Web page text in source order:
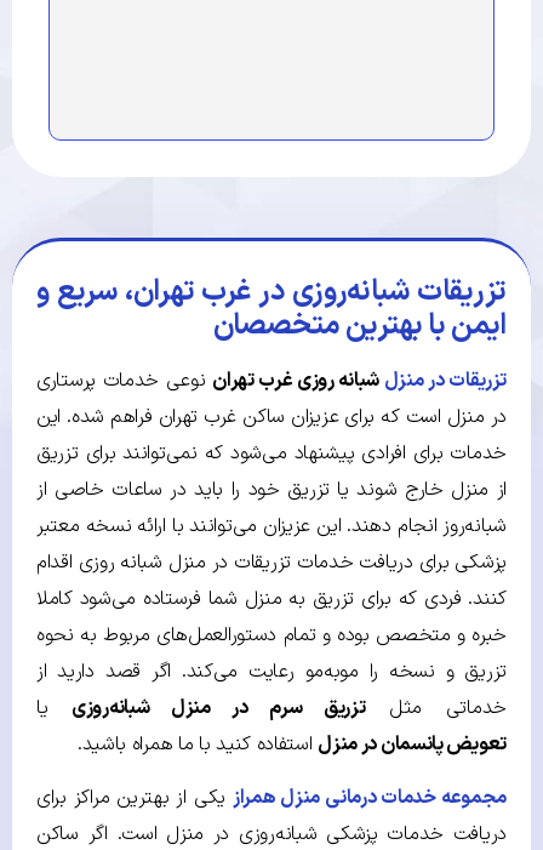
تزریقات شبانه‌روزی در غرب تهران، سریع و
ایمن با بهترین متخصصان
تزریقات در منزل شبانه‌ روزی غرب تهران نوعی خدمات پرستاری
در منزل است که برای عزیزان ساکن غرب تهران فراهم شده. این
خدمات برای افرادی پیشنهاد می‌شود که نمی‌توانند برای تزریق
از منزل خارج شوند یا تزریق خود را باید در ساعات خاصی از
شبانه‌روز انجام دهند. این عزیزان می‌توانند با ارائه نسخه معتبر
پزشکی برای دریافت خدمات تزریقات در منزل شبانه‌ روزی اقدام
کنند. فردی که برای تزریق به منزل شما فرستاده می‌شود کاملا
خبره و متخصص بوده و تمام دستورالعمل‌های مربوط به نحوه
تزریق و نسخه را موبه‌مو رعایت می‌کند. اگر قصد دارید از
خدماتی مثلتزریق سرم در منزل شبانه‌روزی یا
تعویض پانسمان در منزل استفاده کنید با ما همراه باشید.
مجموعه خدمات درمانی منزل همراز یکی از بهترین مراکز برای
دریافت خدمات پزشکی شبانه‌روزی در منزل است. اگر ساکن